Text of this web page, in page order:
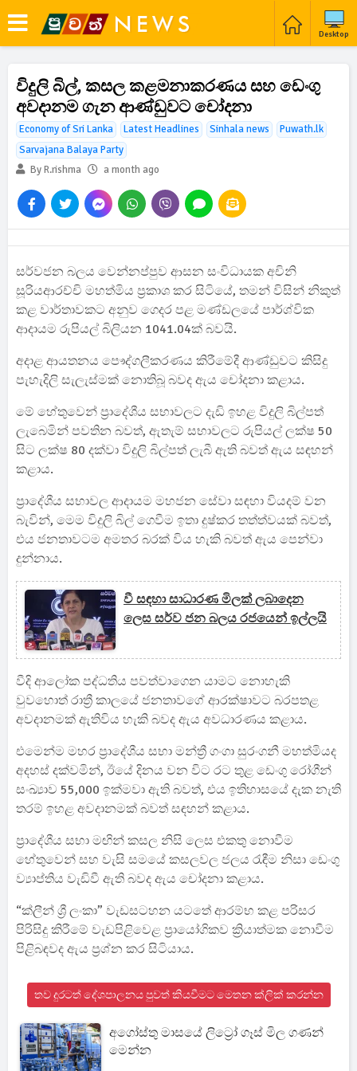
Desktop
විදුලි බිල්, කසල කළමනාකරණය සහ ඩෙංගු
අවදානම ගැන ආණ්ඩුවට චෝදනා
Economy of Sri Lanka Latest Headlines Sinhala news
Puwath.lk
Sarvajana Balaya Party
By R.rishma
a month ago
සර්වජන බලය වෙන්නප්පුව ආසන සංවිධායක අචිනි
සූරියආරච්චි මහත්මිය ප්‍රකාශ කර සිටියේ, තමන් විසින් නිකුත්
කළ වාර්තාවකට අනුව ගෙදර පළ මණ්ඩලයේ පාර්ශ්වික
ආදායම රුපියල් බිලියන 1041.04ක් බවයි.
අදාළ ආයතනය පෞද්ගලීකරණය කිරීමේදී ආණ්ඩුවට කිසිදු
පැහැදිලි සැලැස්මක් නොතිබූ බවද ඇය චෝදනා කළාය.
මේ හේතුවෙන් ප්‍රාදේශීය සභාවලට දැඩි ඉහළ විදුලි බිල්පත්
ලැබෙමින් පවතින බවත්, ඇතැම් සභාවලට රුපියල් ලක්ෂ 50
සිට ලක්ෂ 80 දක්වා විදුලි බිල්පත් ලැබී ඇති බවත් ඇය සඳහන්
කළාය.
ප්‍රාදේශීය සභාවල ආදායම මහජන සේවා සඳහා වියදම් වන
බැවින්, මෙම විදුලි බිල් ගෙවීම ඉතා දුෂ්කර තත්ත්වයක් බවත්,
එය ජනතාවටම අමතර බරක් විය හැකි බවත් ඇය පෙන්වා
දුන්නාය.
වී සඳහා සාධාරණ මිලක් ලබාදෙන
ලෙස සර්ව ජන බලය රජයෙන් ඉල්ලයි
වීදි ආලෝක පද්ධතිය පවත්වාගෙන යාමට නොහැකි
වුවහොත් රාත්‍රී කාලයේ ජනතාවගේ ආරක්ෂාවට බරපතළ
අවදානමක් ඇතිවිය හැකි බවද ඇය අවධාරණය කළාය.
එමෙන්ම මහර ප්‍රාදේශීය සභා මන්ත්‍රී ගංගා සුරංගනී මහත්මියද
අදහස් දක්වමින්, ඊයේ දිනය වන විට රට තුළ ඩෙංගු රෝගීන්
සංඛ්‍යාව 55,000 ඉක්මවා ඇති බවත්, එය ඉතිහාසයේ දැක නැති
තරම් ඉහළ අවදානමක් බවත් සඳහන් කළාය.
ප්‍රාදේශීය සභා මඟින් කසල නිසි ලෙස එකතු නොවීම
හේතුවෙන් සහ වැසි සමයේ කසලවල ජලය රැඳීම නිසා ඩෙංගු
ව්‍යාප්තිය වැඩිවී ඇති බවද ඇය චෝදනා කළාය.
“ක්ලීන් ශ්‍රී ලංකා” වැඩසටහන යටතේ ආරම්භ කළ පරිසර
පිරිසිදු කිරීමේ වැඩපිළිවෙළ ප්‍රායෝගිකව ක්‍රියාත්මක නොවීම
පිළිබඳවද ඇය ප්‍රශ්න කර සිටියාය.
තව දුරටත් දේශපාලනය පුවත් කියවීමට මෙතන ක්ලික් කරන්න
අගෝස්තු මාසයේ ලිට්‍රෝ ගෑස් මිල ගණන්
මෙන්න